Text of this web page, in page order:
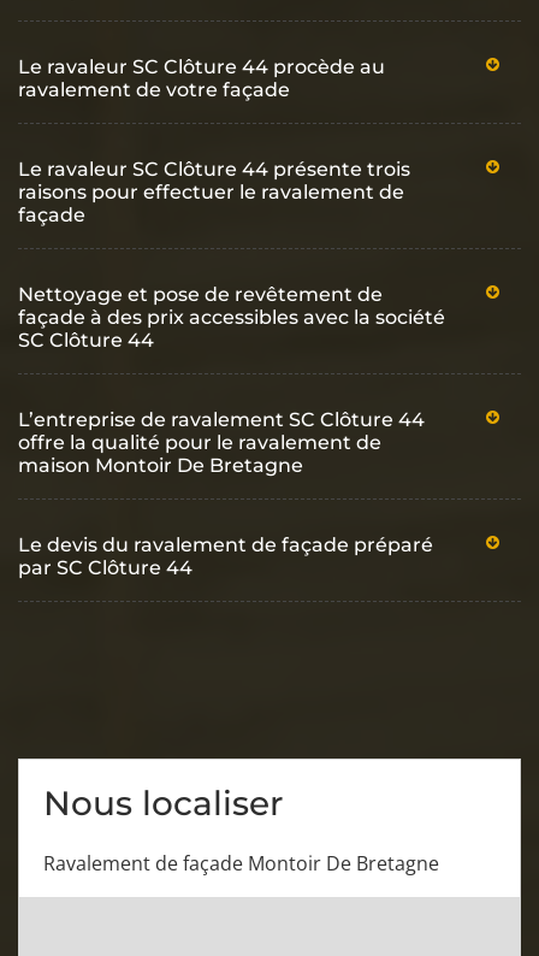
Le ravaleur SC Clôture 44 procède au
ravalement de votre façade
Le ravaleur SC Clôture 44 présente trois
raisons pour effectuer le ravalement de
façade
Nettoyage et pose de revêtement de
façade à des prix accessibles avec la société
SC Clôture 44
L’entreprise de ravalement SC Clôture 44
offre la qualité pour le ravalement de
maison Montoir De Bretagne
Le devis du ravalement de façade préparé
par SC Clôture 44
Nous localiser
Ravalement de façade Montoir De Bretagne